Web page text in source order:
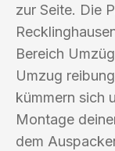
zur Seite. Die
Bereich
Umzug
kümmern sich
Montage
dem